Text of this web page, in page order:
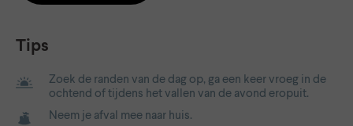
Tips
Zoek de randen van de dag op, ga een keer vroeg in de
ochtend of tijdens het vallen van de avond eropuit.
Neem je afval mee naar huis.